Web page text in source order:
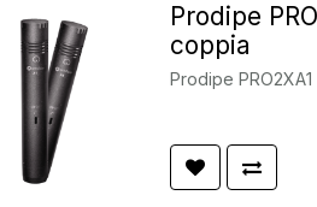
Prodipe
coppia
Prodipe